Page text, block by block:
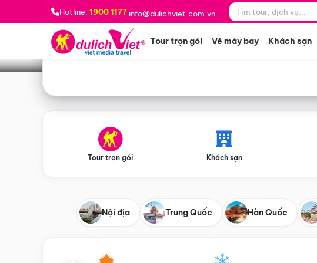
Hotline: 1900 1177 info@dulichviet.com.vn
Tour trọn gói Vé máy bay Khách sạn
Bạn muốn đi đâu? *
Tour trọn gói Khách sạn
Nội địa Trung Quốc Hàn Quốc